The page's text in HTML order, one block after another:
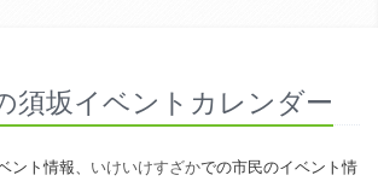
須坂イベントカレンダー
ント情報、 いけいけすざかでの市民のイベント情